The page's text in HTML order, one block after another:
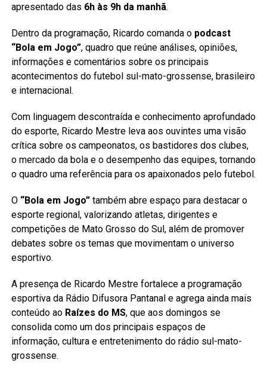
apresentado das 6h às 9h da manhã.
Dentro da programação, Ricardo comanda o podcast
“Bola em Jogo”, quadro que reúne análises, opiniões,
informações e comentários sobre os principais
acontecimentos do futebol sul-mato-grossense, brasileiro
e internacional.
Com linguagem descontraída e conhecimento aprofundado
do esporte, Ricardo Mestre leva aos ouvintes uma visão
crítica sobre os campeonatos, os bastidores dos clubes,
o mercado da bola e o desempenho das equipes, tornando
o quadro uma referência para os apaixonados pelo futebol.
O “Bola em Jogo”também abre espaço para destacar o
esporte regional, valorizando atletas, dirigentes e
competições de Mato Grosso do Sul, além de promover
debates sobre os temas que movimentam o universo
esportivo.
A presença de Ricardo Mestre fortalece a programação
esportiva da Rádio Difusora Pantanal e agrega ainda mais
conteúdo ao Raízes do MS, que aos domingos se
consolida como um dos principais espaços de
informação, cultura e entretenimento do rádio sul-mato-
grossense.